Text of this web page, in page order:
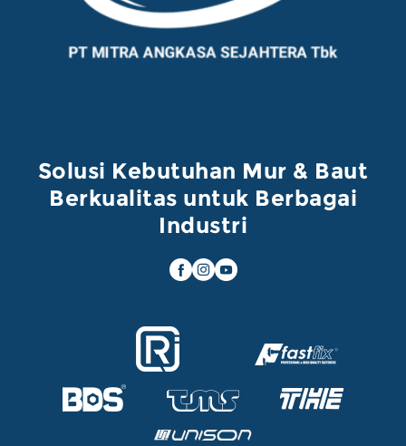
Solusi Kebutuhan Mur & Baut
Berkualitas untuk Berbagai
Industri